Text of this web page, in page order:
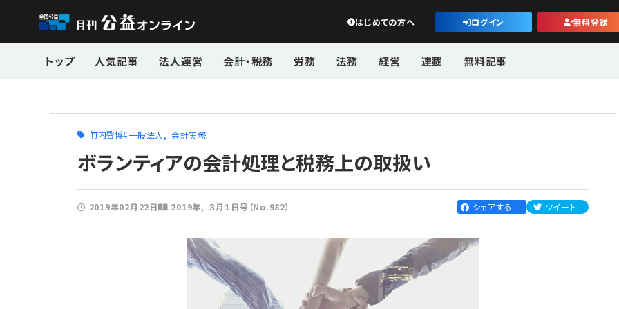
公益・一般法人オンライン
はじめての方へ ログイン 無料登録
トップ 人気記事 法人運営 会計・税務 労務 法務 経営 連載 無料記事
竹内啓博 一般法人 会計実務
ボランティアの会計処理と税務上の取扱い
2019年02月22日 2019年 ３月１日号（No.982） シェアする ツイート